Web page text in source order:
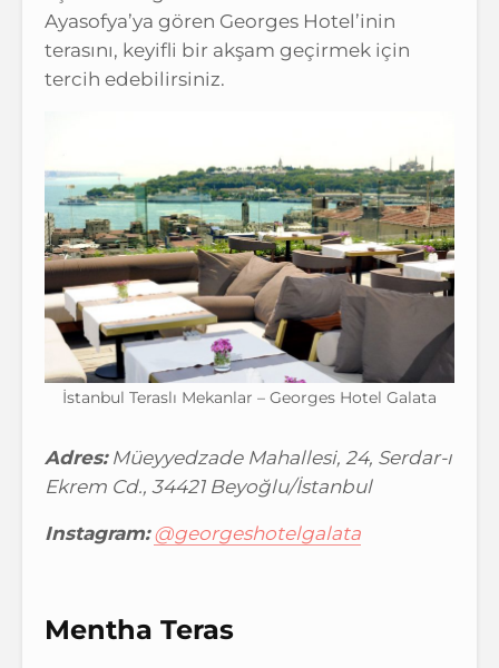
Ayasofya’ya gören Georges Hotel’inin
terasını, keyifli bir akşam geçirmek için
tercih edebilirsiniz.
İstanbul Teraslı Mekanlar – Georges Hotel Galata
Adres:Müeyyedzade Mahallesi, 24, Serdar-ı
Ekrem Cd., 34421 Beyoğlu/İstanbul
Instagram: @georgeshotelgalata
Mentha Teras